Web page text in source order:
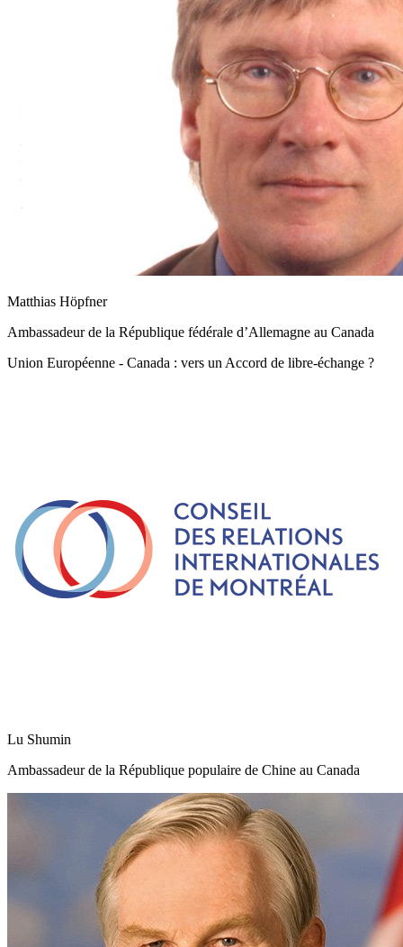
Matthias Höpfner
Ambassadeur de la République fédérale d’Allemagne au Canada
Union Européenne - Canada : vers un Accord de libre-échange ?
Lu Shumin
Ambassadeur de la République populaire de Chine au Canada